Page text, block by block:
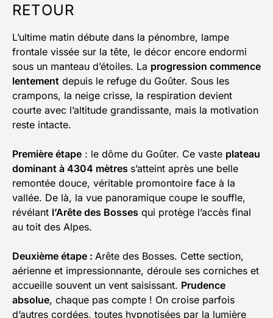
RETOUR
L’ultime matin débute dans la pénombre, lampe
frontale vissée sur la tête, le décor encore endormi
sous un manteau d’étoiles. La progression commence
lentement depuis le refuge du Goûter. Sous les
crampons, la neige crisse, la respiration devient
courte avec l’altitude grandissante, mais la motivation
reste intacte.
Première étape : le dôme du Goûter. Ce vaste plateau
dominant à 4304 mètres s’atteint après une belle
remontée douce, véritable promontoire face à la
vallée. De là, la vue panoramique coupe le souffle,
révélant l’Arête des Bosses qui protège l’accès final
au toit des Alpes.
Deuxième étape : Arête des Bosses. Cette section,
aérienne et impressionnante, déroule ses corniches et
accueille souvent un vent saisissant. Prudence
absolue, chaque pas compte ! On croise parfois
d’autres cordées, toutes hypnotisées par la lumière